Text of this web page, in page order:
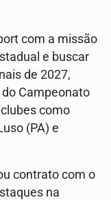
com a missão
e buscar
de 2027,
do Campeonato
como
(PA) e
contrato com o
na